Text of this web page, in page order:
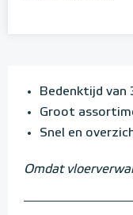
Bedenktijd van
Groot
Snel en
Omdat